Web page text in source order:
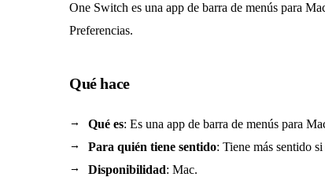
One Switch es una app de barra de menús para
Preferencias.
Qué hace
Qué es: Es una app de barra de menús para
Para quién tiene sentido: Tiene más sentido
Disponibilidad: Mac.